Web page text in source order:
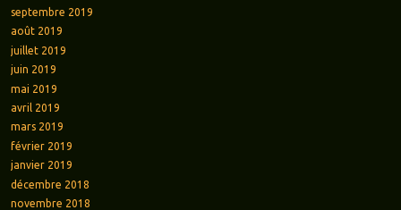
septembre 2019
août 2019
juillet 2019
juin 2019
mai 2019
avril 2019
mars 2019
février 2019
janvier 2019
décembre 2018
novembre 2018